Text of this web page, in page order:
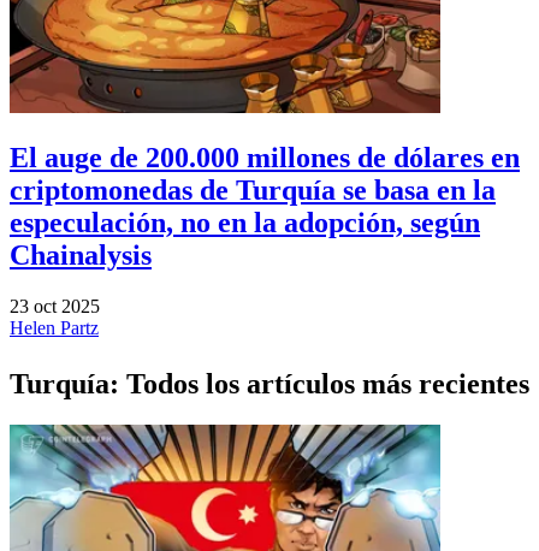
El auge de 200.000 millones de dólares en
criptomonedas de Turquía se basa en la
especulación, no en la adopción, según
Chainalysis
23 oct 2025
Helen Partz
Turquía: Todos los artículos más recientes